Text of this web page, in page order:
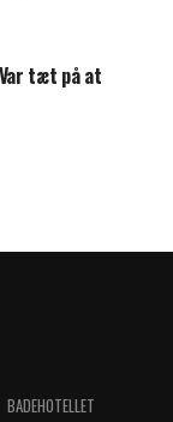
tæt på at
BADEHOTELLET